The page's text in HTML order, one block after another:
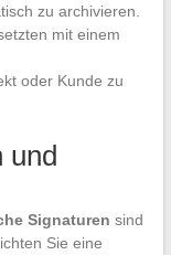
zu archivieren.
mit einem
oder Kunde zu
und
Signaturen sind
Sie eine